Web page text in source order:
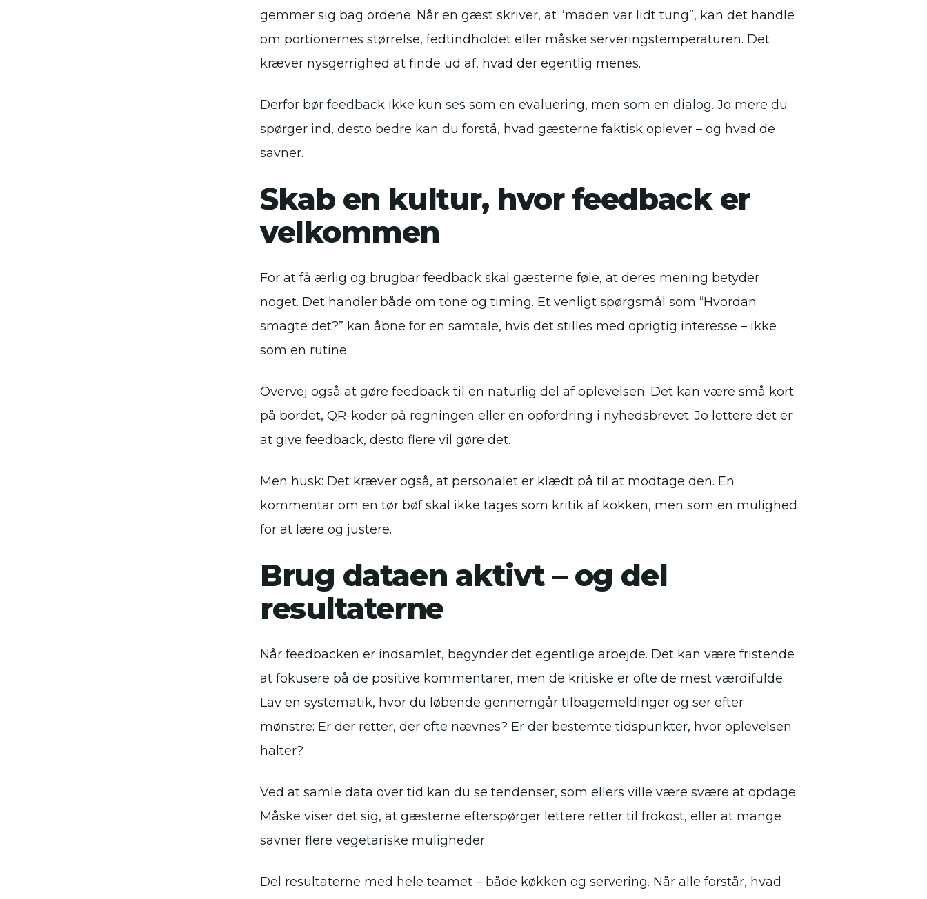
gemmer sig bag ordene. Når en gæst skriver, at “maden var lidt tung”, kan det handle
om portionernes størrelse, fedtindholdet eller måske serveringstemperaturen. Det
kræver nysgerrighed at finde ud af, hvad der egentlig menes.
Derfor bør feedback ikke kun ses som en evaluering, men som en dialog. Jo mere du
spørger ind, desto bedre kan du forstå, hvad gæsterne faktisk oplever – og hvad de
savner.
Skab en kultur, hvor feedback er
velkommen
For at få ærlig og brugbar feedback skal gæsterne føle, at deres mening betyder
noget. Det handler både om tone og timing. Et venligt spørgsmål som “Hvordan
smagte det?” kan åbne for en samtale, hvis det stilles med oprigtig interesse – ikke
som en rutine.
Overvej også at gøre feedback til en naturlig del af oplevelsen. Det kan være små kort
på bordet, QR-koder på regningen eller en opfordring i nyhedsbrevet. Jo lettere det er
at give feedback, desto flere vil gøre det.
Men husk: Det kræver også, at personalet er klædt på til at modtage den. En
kommentar om en tør bøf skal ikke tages som kritik af kokken, men som en mulighed
for at lære og justere.
Brug dataen aktivt – og del
resultaterne
Når feedbacken er indsamlet, begynder det egentlige arbejde. Det kan være fristende
at fokusere på de positive kommentarer, men de kritiske er ofte de mest værdifulde.
Lav en systematik, hvor du løbende gennemgår tilbagemeldinger og ser efter
mønstre: Er der retter, der ofte nævnes? Er der bestemte tidspunkter, hvor oplevelsen
halter?
Ved at samle data over tid kan du se tendenser, som ellers ville være svære at opdage.
Måske viser det sig, at gæsterne efterspørger lettere retter til frokost, eller at mange
savner flere vegetariske muligheder.
Del resultaterne med hele teamet – både køkken og servering. Når alle forstår, hvad